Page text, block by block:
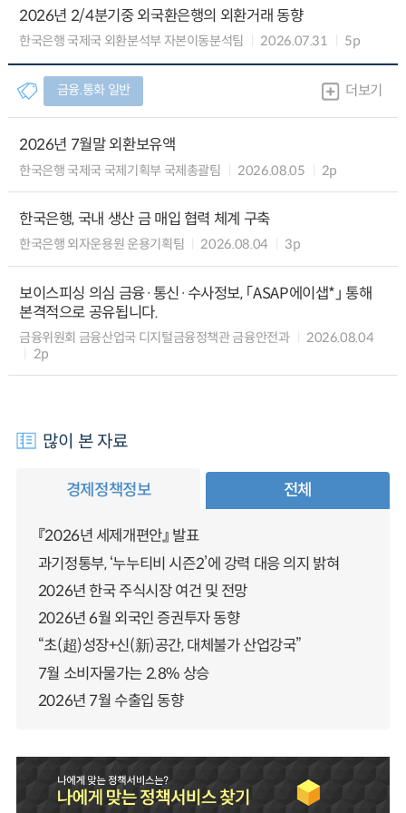
2026년 2/4분기중 외국환은행의 외환거래 동향
한국은행 국제국 외환분석부 자본이동분석팀 2026.07.31 5p
금융.통화 일반 더보기
2026년 7월말 외환보유액
한국은행 국제국 국제기획부 국제총괄팀 2026.08.05 2p
한국은행, 국내 생산 금 매입 협력 체계 구축
한국은행 외자운용원 운용기획팀 2026.08.04 3p
보이스피싱 의심 금융·통신·수사정보, 「ASAP에이샙*」 통해
본격적으로 공유됩니다.
금융위원회 금융산업국 디지털금융정책관 금융안전과
2026.08.04
2p
많이 본 자료
경제정책정보 전체
『2026년 세제개편안』 발표
과기정통부, ‘누누티비 시즌2’에 강력 대응 의지 밝혀
2026년 한국 주식시장 여건 및 전망
2026년 6월 외국인 증권투자 동향
“초(超)성장+신(新)공간, 대체불가 산업강국”
7월 소비자물가는 2.8% 상승
2026년 7월 수출입 동향